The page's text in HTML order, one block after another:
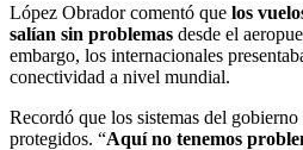
López Obrador comentó que los
salían sin problemas desde el
embargo, los internacionales
conectividad a nivel mundial.
Recordó que los sistemas del gobierno
protegidos. “Aquí no tenemos